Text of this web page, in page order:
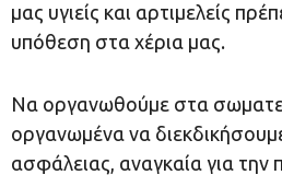
μας υγιείς και αρτιμελείς
υπόθεση στα χέρια μας.
Να οργανωθούμε στα
οργανωμένα να
ασφάλειας, αναγκαία για την